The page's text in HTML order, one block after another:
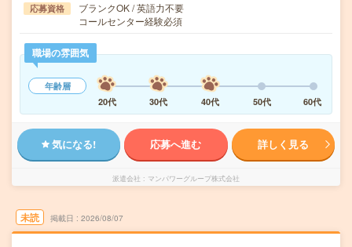
応募資格
ブランクOK / 英語力不要
コールセンター経験必須
職場の雰囲気
年齢層
20代
30代 40代 50代 60代
気になる! 応募へ進む 詳しく見る
派遣会社 マンパワーグループ株式会社
未読 掲載日 2026/08/07